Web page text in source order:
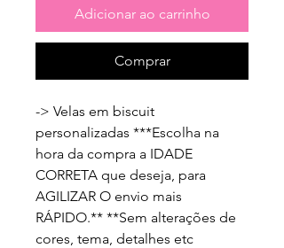
Adicionar ao carrinho
Comprar
-> Velas em biscuit
personalizadas ***Escolha na
hora da compra a IDADE
CORRETA que deseja, para
AGILIZAR O envio mais
RÁPIDO.** **Sem alterações de
cores, tema, detalhes etc